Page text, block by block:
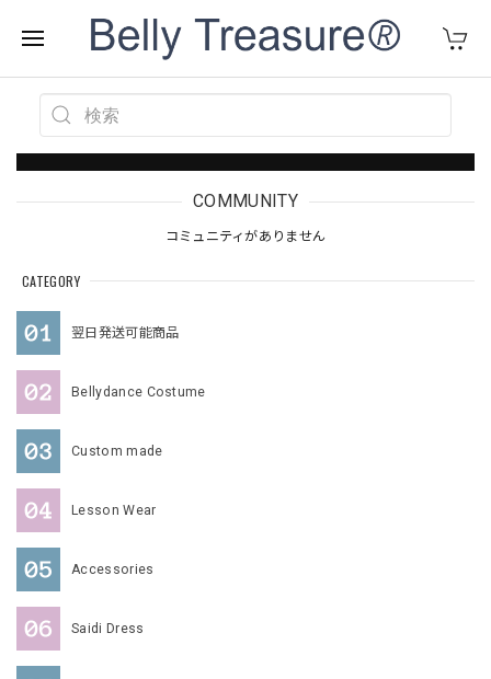
CATEGORY
翌日発送可能商品
Bellydance Costume
Custom made
Lesson Wear
Accessories
Saidi Dress
COMMUNITY
コミュニティがありません